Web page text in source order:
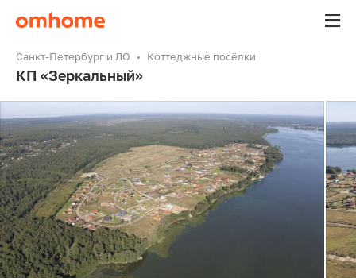
Санкт-Петербург и ЛО Коттеджные посёлки
КП «Зеркальный»